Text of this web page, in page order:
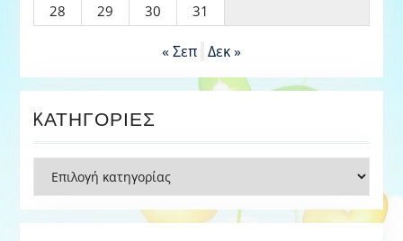
28
29 30 31
« Σεπ Δεκ »
KΑΤΗΓΟΡΊΕΣ
Kατηγορίες